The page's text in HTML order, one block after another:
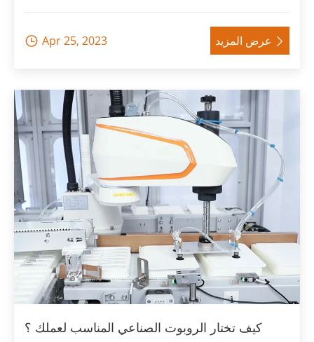
 Apr 25, 2023 عرض المزيد 
كيف تختار الروبوت الصناعي المناسب لعملك ؟